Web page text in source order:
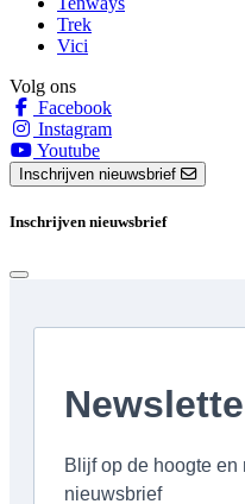
Trek
Vici
Volg ons
Facebook
Instagram
Youtube
Inschrijven nieuwsbrief
Inschrijven nieuwsbrief